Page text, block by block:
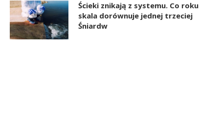
Ścieki znikają z systemu. Co roku
skala dorównuje jednej trzeciej
Śniardw